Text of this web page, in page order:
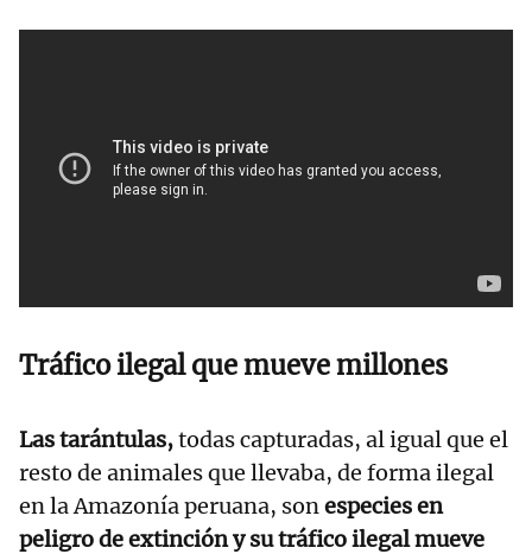
Tráfico ilegal que mueve millones
Las tarántulas,todas capturadas, al igual que el
resto de animales que llevaba, de forma ilegal
en la Amazonía peruana, sonespecies en
peligro de extinción y su tráfico ilegal mueve